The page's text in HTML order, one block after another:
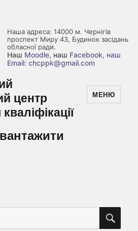
Наша адреса: 14000 м. Чернігів
проспект Миру 43, Будинок засідань
обласної ради.
Наш Moodle, наш Facebook, наш
Email: chcppk@gmail.com
центр
МЕНЮ